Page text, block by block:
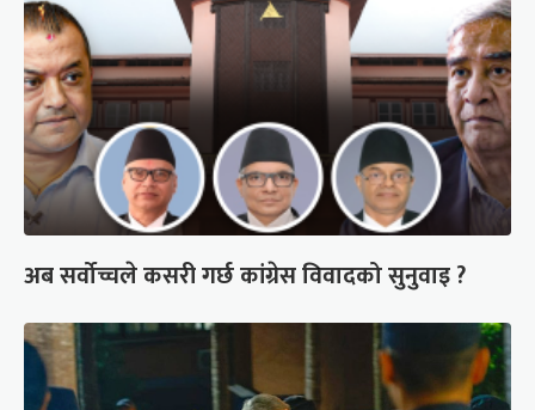
अब सर्वोच्चले कसरी गर्छ कांग्रेस विवादको सुनुवाइ ?